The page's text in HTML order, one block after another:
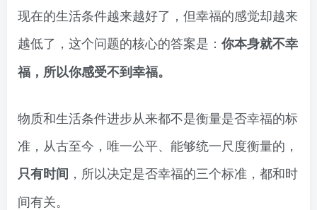
现在的生活条件越来越好了，但幸福的感觉却越来
越低了，这个问题的核心的答案是： 你本身就不幸
福，所以你感受不到幸福。
物质和生活条件进步从来都不是衡量是否幸福的标
准，从古至今，唯一公平、能够统一尺度衡量的，
只有时间 ，所以决定是否幸福的三个标准，都和时
间有关。